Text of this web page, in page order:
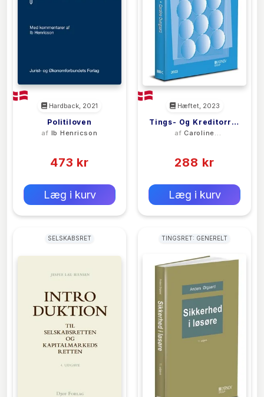
Hardback, 2021
Politiloven
af Ib Henricson
473 kr
Læg i kurv
Hæftet, 2023
Tings- Og Kreditorret
- Kompendium
afCaroline
288 kr
Læg i kurv
SELSKABSRET TINGSRET: GENERELT